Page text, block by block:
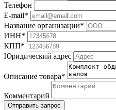
Телефон
E-mail*
Название организации*
ИНН*
КПП*
Юридический адрес
Описание товара*
Комментарий
Отправить запрос